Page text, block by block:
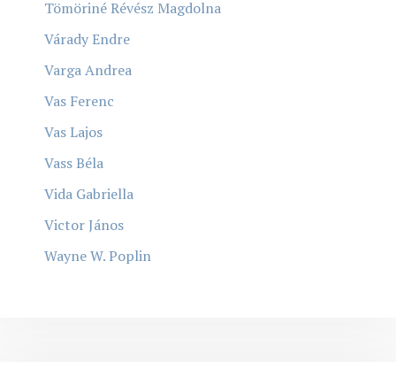
Tömöriné Révész Magdolna
Várady Endre
Varga Andrea
Vas Ferenc
Vas Lajos
Vass Béla
Vida Gabriella
Victor János
Wayne W. Poplin